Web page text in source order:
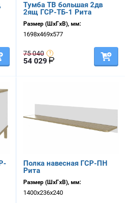
Тумба ТВ большая 2дв
2ящ ГСР-ТБ-1 Рита
Размер (ШхГхВ), мм:
1698х469х577
75 040
54 029
Полка навесная ГСР-ПН
Рита
Размер (ШхГхВ), мм:
1400х236х240